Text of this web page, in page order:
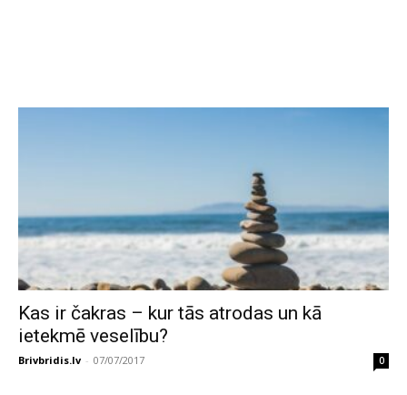
Kas ir čakras – kur tās atrodas un kā
ietekmē veselību?
Brivbridis.lv - 07/07/2017 0